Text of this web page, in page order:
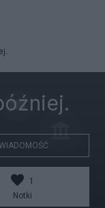
1
Notki